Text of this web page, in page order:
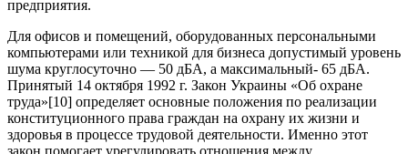
предприятия.
Для офисов и помещений, оборудованных персональными
компьютерами или техникой для бизнеса допустимый уровень
шума круглосуточно — 50 дБА, а максимальный- 65 дБА.
Принятый 14 октября 1992 г. Закон Украины «Об охране
труда»[10] определяет основные положения по реализации
конституционного права граждан на охрану их жизни и
здоровья в процессе трудовой деятельности. Именно этот
закон помогает урегулировать отношения между